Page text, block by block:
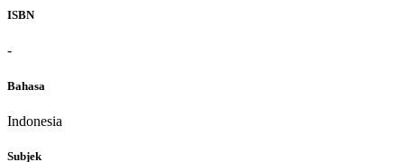
ISBN
-
Bahasa
Indonesia
Subjek